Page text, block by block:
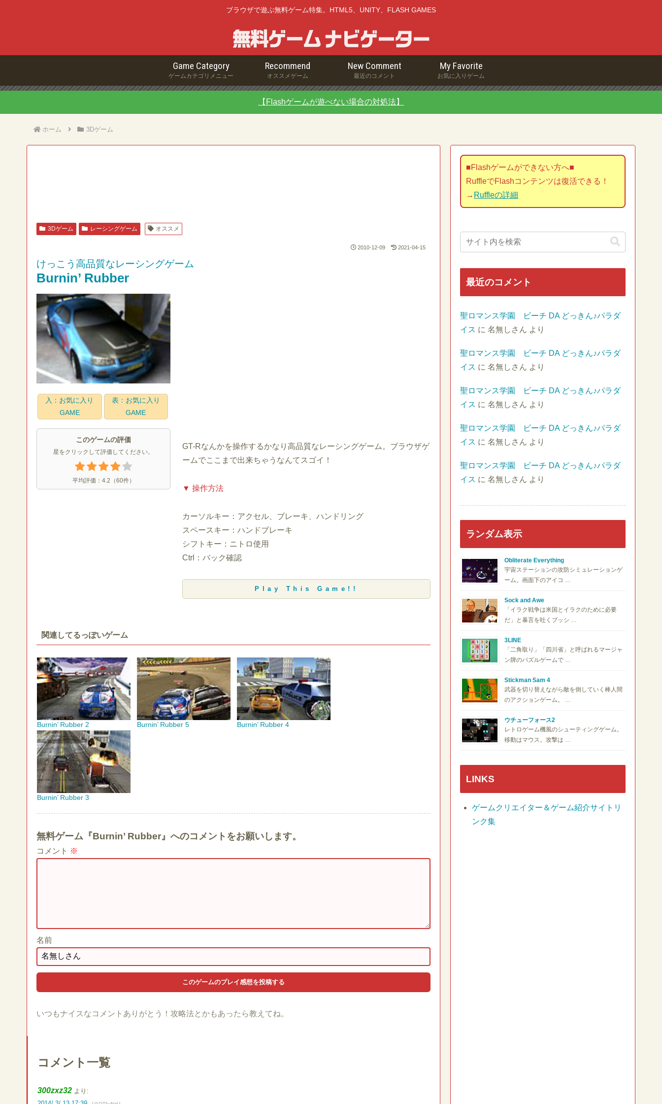
ブラウザで遊ぶ無料ゲーム特集。HTML5、UNITY、FLASH GAMES
Game Category
ゲームカテゴリメニュー
Recommend
オススメゲーム
New Comment
最近のコメント
My Favorite
お気に入りゲーム
【Flashゲームが遊べない場合の対処法】
ホーム 3Dゲーム
3Dゲーム レーシングゲーム オススメ
2010-12-09 2021-04-15
けっこう高品質なレーシングゲーム
Burnin’ Rubber
入：お気に入り
GAME
表：お気に入り
GAME
このゲームの評価
星をクリックして評価してください。
平均評価： 4.2 （60件）
GT-Rなんかを操作するかなり高品質なレーシングゲーム。ブラウザゲ
ームでここまで出来ちゃうなんてスゴイ！
▼ 操作方法
カーソルキー：アクセル、ブレーキ、ハンドリング
スペースキー：ハンドブレーキ
シフトキー：ニトロ使用
Ctrl：バック確認
Play This Game!!
関連してるっぽいゲーム
Burnin’ Rubber 2 Burnin’ Rubber 5 Burnin’ Rubber 4
Burnin’ Rubber 3
無料ゲーム『Burnin’ Rubber』へのコメントをお願いします。
コメント ※
名前
いつもナイスなコメントありがとう！攻略法とかもあったら教えてね。
コメント一覧
300zxz32 より:
■Flashゲームができない方へ■
RuffleでFlashコンテンツは復活できる！
→ Ruffleの詳細
最近のコメント
聖ロマンス学園 ビーチ DA どっきん♪パラダ
イス に 名無しさん より
聖ロマンス学園 ビーチ DA どっきん♪パラダ
イス に 名無しさん より
聖ロマンス学園 ビーチ DA どっきん♪パラダ
イス に 名無しさん より
聖ロマンス学園 ビーチ DA どっきん♪パラダ
イス に 名無しさん より
聖ロマンス学園 ビーチ DA どっきん♪パラダ
イス に 名無しさん より
ランダム表示
Obliterate Everything
宇宙ステーションの攻防シミュレーションゲ
ーム。画面下のアイコ …
Sock and Awe
「イラク戦争は米国とイラクのために必要
だ」と暴言を吐くブッシ …
3LINE
「二角取り」「四川省」と呼ばれるマージャ
ン牌のパズルゲームで …
Stickman Sam 4
武器を切り替えながら敵を倒していく棒人間
のアクションゲーム。 …
ウチューフォース2
レトロゲーム機風のシューティングゲーム。
移動はマウス。攻撃は …
LINKS
ゲームクリエイター＆ゲーム紹介サイトリ
ンク集